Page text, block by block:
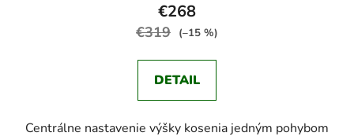
€268
€319 (–15 %)
DETAIL
Centrálne nastavenie výšky kosenia jedným pohybom